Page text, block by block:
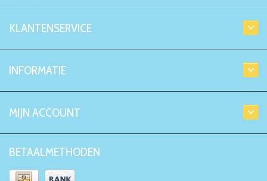
KLANTENSERVICE
INFORMATIE
MIJN ACCOUNT
BETAALMETHODEN